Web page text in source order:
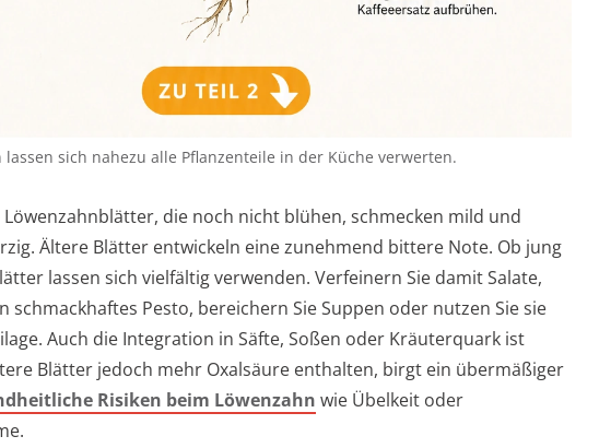
lassen sich nahezu alle Pflanzenteile in der Küche verwerten.
Löwenzahnblätter, die noch nicht blühen, schmecken mild und
Ältere Blätter entwickeln eine zunehmend bittere Note. Ob jung
lassen sich vielfältig verwenden. Verfeinern Sie damit Salate,
schmackhaftes Pesto, bereichern Sie Suppen oder nutzen Sie sie
Auch die Integration in Säfte, Soßen oder Kräuterquark ist
Blätter jedoch mehr Oxalsäure enthalten, birgt ein übermäßiger
Risiken beim Löwenzahn wie Übelkeit oder